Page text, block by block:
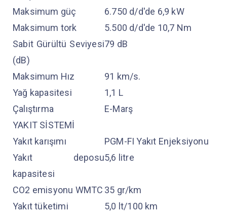
Maksimum güç
6.750 d/d'de 6,9 kW
Maksimum tork
5.500 d/d'de 10,7 Nm
Sabit Gürültü Seviyesi
(dB)
79 dB
Maksimum Hız
91 km/s.
Yağ kapasitesi
1,1 L
Çalıştırma
E-Marş
YAKIT SİSTEMİ
Yakıt karışımı
PGM-FI Yakıt Enjeksiyonu
Yakıt deposu
kapasitesi
5,6 litre
CO2 emisyonu WMTC 35 gr/km
Yakıt tüketimi
5,0 lt/100 km